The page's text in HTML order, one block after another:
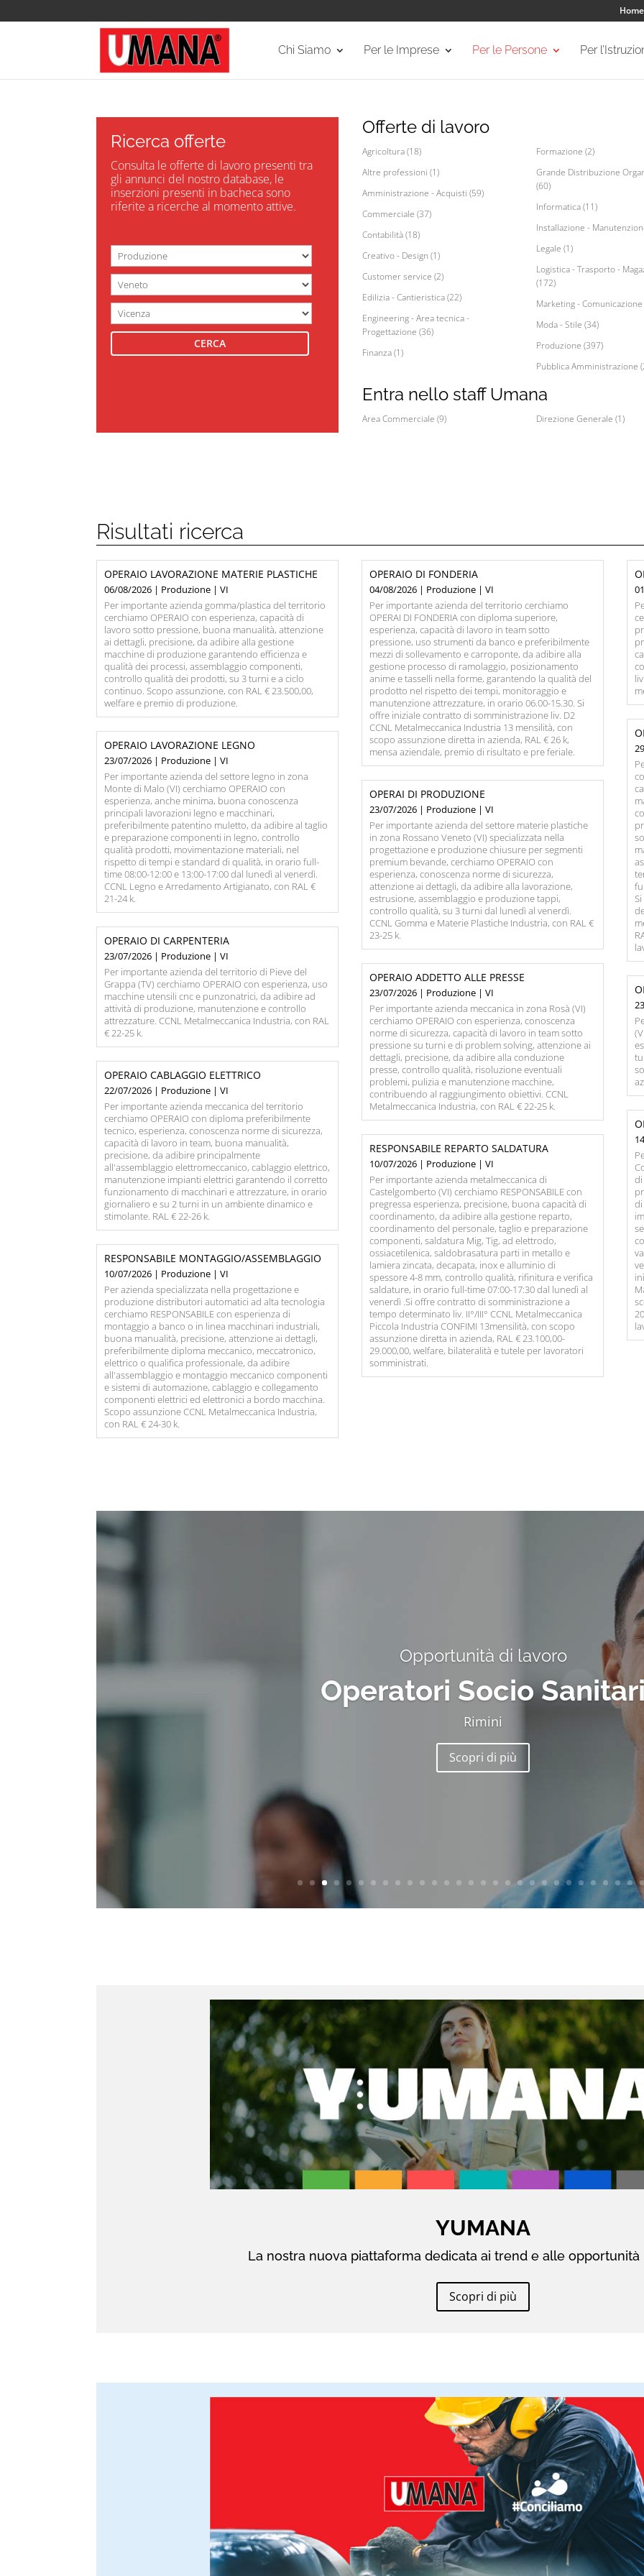
Home
Chi Siamo Per le Imprese Per le Persone Per
Ricerca offerte
Consulta le offerte di lavoro presenti tra
gli annunci del nostro database, le
inserzioni presenti in bacheca sono
riferite a ricerche al momento attive.
Offerte di lavoro
Agricoltura (18)
Altre professioni (1)
Amministrazione - Acquisti (59)
Commerciale (37)
Contabilità (18)
Creativo - Design (1)
Customer service (2)
Edilizia - Cantieristica (22)
Engineering - Area tecnica -
Progettazione (36)
Finanza (1)
Formazione (2)
Grande Distribuzione
(60)
Informatica (11)
Installazione -
Legale (1)
Logistica - Trasporto -
(172)
Marketing - Comunicazione
Moda - Stile (34)
Produzione (397)
Pubblica Amministrazione
Entra nello staff Umana
Area Commerciale (9) Direzione Generale (1)
Risultati ricerca
OPERAIO LAVORAZIONE MATERIE PLASTICHE
06/08/2026 | Produzione | VI
Per importante azienda gomma/plastica del territorio
cerchiamo OPERAIO con esperienza, capacità di
lavoro sotto pressione, buona manualità, attenzione
ai dettagli, precisione, da adibire alla gestione
macchine di produzione garantendo efficienza e
qualità dei processi, assemblaggio componenti,
controllo qualità dei prodotti, su 3 turni e a ciclo
continuo. Scopo assunzione, con RAL € 23.500,00,
welfare e premio di produzione.
OPERAIO DI FONDERIA
04/08/2026 | Produzione | VI
Per importante azienda del territorio cerchiamo
OPERAI DI FONDERIA con diploma superiore,
esperienza, capacità di lavoro in team sotto
pressione, uso strumenti da banco e preferibilmente
mezzi di sollevamento e carroponte, da adibire alla
gestione processo di ramolaggio, posizionamento
anime e tasselli nella forme, garantendo la qualità del
prodotto nel rispetto dei tempi, monitoraggio e
manutenzione attrezzature, in orario 06.00-15.30. Si
offre iniziale contratto di somministrazione liv. D2
CCNL Metalmeccanica Industria 13 mensilità, con
scopo assunzione diretta in azienda, RAL € 26 k,
mensa aziendale, premio di risultato e pre feriale.
OPERAIO LAVORAZIONE LEGNO
23/07/2026 | Produzione | VI
Per importante azienda del settore legno in zona
Monte di Malo (VI) cerchiamo OPERAIO con
esperienza, anche minima, buona conoscenza
principali lavorazioni legno e macchinari,
preferibilmente patentino muletto, da adibire al taglio
e preparazione componenti in legno, controllo
qualità prodotti, movimentazione materiali, nel
rispetto di tempi e standard di qualità, in orario full-
time 08:00-12:00 e 13:00-17:00 dal lunedì al venerdì.
CCNL Legno e Arredamento Artigianato, con RAL €
21-24 k.
OPERAI DI PRODUZIONE
23/07/2026 | Produzione | VI
Per importante azienda del settore materie plastiche
in zona Rossano Veneto (VI) specializzata nella
progettazione e produzione chiusure per segmenti
premium bevande, cerchiamo OPERAIO con
esperienza, conoscenza norme di sicurezza,
attenzione ai dettagli, da adibire alla lavorazione,
estrusione, assemblaggio e produzione tappi,
controllo qualità, su 3 turni dal lunedì al venerdì.
CCNL Gomma e Materie Plastiche Industria, con RAL €
23-25 k.
OPERAIO DI CARPENTERIA
23/07/2026 | Produzione | VI
Per importante azienda del territorio di Pieve del
Grappa (TV) cerchiamo OPERAIO con esperienza, uso
macchine utensili cnc e punzonatrici, da adibire ad
attività di produzione, manutenzione e controllo
attrezzature. CCNL Metalmeccanica Industria, con RAL
€ 22-25 k.
OPERAIO ADDETTO ALLE PRESSE
23/07/2026 | Produzione | VI
Per importante azienda meccanica in zona Rosà (VI)
cerchiamo OPERAIO con esperienza, conoscenza
norme di sicurezza, capacità di lavoro in team sotto
pressione su turni e di problem solving, attenzione ai
dettagli, precisione, da adibire alla conduzione
presse, controllo qualità, risoluzione eventuali
problemi, pulizia e manutenzione macchine,
contribuendo al raggiungimento obiettivi. CCNL
Metalmeccanica Industria, con RAL € 22-25 k.
OPERAIO CABLAGGIO ELETTRICO
22/07/2026 | Produzione | VI
Per importante azienda meccanica del territorio
cerchiamo OPERAIO con diploma preferibilmente
tecnico, esperienza, conoscenza norme di sicurezza,
capacità di lavoro in team, buona manualità,
precisione, da adibire principalmente
all'assemblaggio elettromeccanico, cablaggio elettrico,
manutenzione impianti elettrici garantendo il corretto
funzionamento di macchinari e attrezzature, in orario
giornaliero e su 2 turni in un ambiente dinamico e
stimolante. RAL € 22-26 k.
RESPONSABILE REPARTO SALDATURA
10/07/2026 | Produzione | VI
Per importante azienda metalmeccanica di
Castelgomberto (VI) cerchiamo RESPONSABILE con
pregressa esperienza, precisione, buona capacità di
coordinamento, da adibire alla gestione reparto,
coordinamento del personale, taglio e preparazione
componenti, saldatura Mig, Tig, ad elettrodo,
ossiacetilenica, saldobrasatura parti in metallo e
lamiera zincata, decapata, inox e alluminio di
spessore 4-8 mm, controllo qualità, rifinitura e verifica
saldature, in orario full-time 07:00-17:30 dal lunedì al
venerdì .Si offre contratto di somministrazione a
tempo determinato liv. II°/III° CCNL Metalmeccanica
Piccola Industria CONFIMI 13mensilità, con scopo
assunzione diretta in azienda, RAL € 23.100,00-
29.000,00, welfare, bilateralità e tutele per lavoratori
somministrati.
RESPONSABILE MONTAGGIO/ASSEMBLAGGIO
10/07/2026 | Produzione | VI
Per azienda specializzata nella progettazione e
produzione distributori automatici ad alta tecnologia
cerchiamo RESPONSABILE con esperienza di
montaggio a banco o in linea macchinari industriali,
buona manualità, precisione, attenzione ai dettagli,
preferibilmente diploma meccanico, meccatronico,
elettrico o qualifica professionale, da adibire
all'assemblaggio e montaggio meccanico componenti
e sistemi di automazione, cablaggio e collegamento
componenti elettrici ed elettronici a bordo macchina.
Scopo assunzione CCNL Metalmeccanica Industria,
con RAL € 24-30 k.
Opportunità di lavoro
Operatori Socio
Rimini
Scopri di più
YUMANA
La nostra nuova piattaforma dedicata ai trend e alle opportunità
Scopri di più